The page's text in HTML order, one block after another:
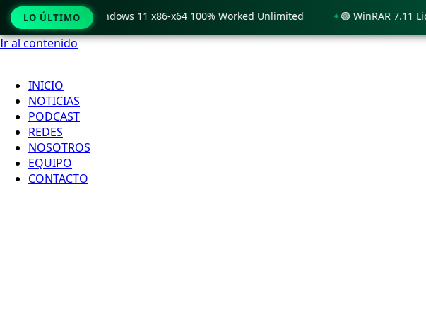
Ir al contenido
INICIO
NOTICIAS
PODCAST
REDES
NOSOTROS
EQUIPO
CONTACTO
LO ÚLTIMO
Crack only Windows 11 x86-x64 100% Worked Unlimited 🟢 WinRAR 7.11